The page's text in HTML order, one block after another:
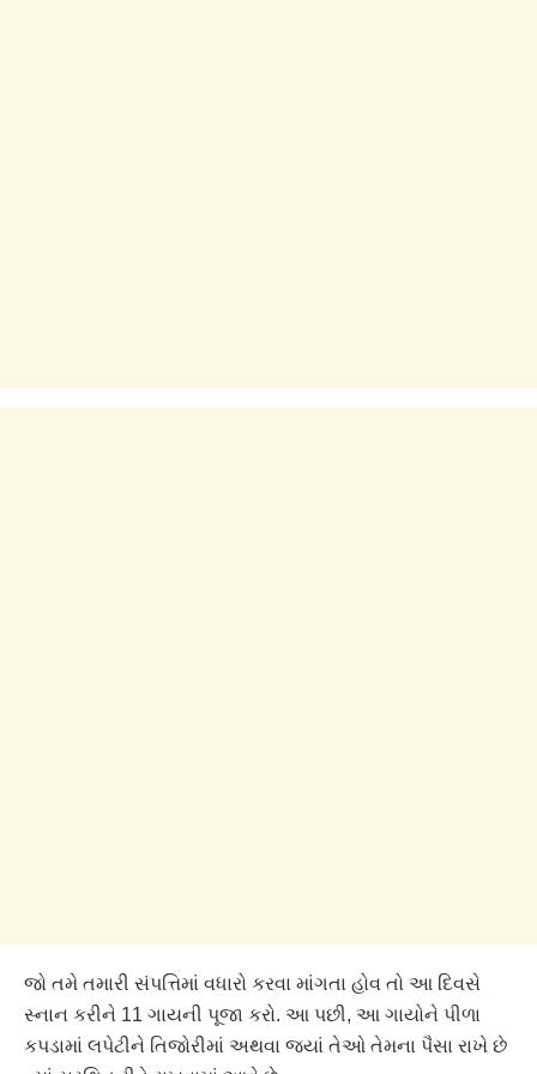
જો તમે તમારી સંપત્તિમાં વધારો કરવા માંગતા હોવ તો આ દિવસે
સ્નાન કરીને 11 ગાયની પૂજા કરો. આ પછી, આ ગાયોને પીળા
કપડામાં લપેટીને તિજોરીમાં અથવા જ્યાં તેઓ તેમના પૈસા રાખે છે